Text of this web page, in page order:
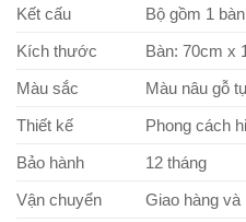
Kết cấu
Bộ gồm 1
Kích thước
Bàn: 70cm x
Màu sắc
Màu nâu gỗ
Thiết kế
Phong cách
Bảo hành
12 tháng
Vận chuyển
Giao hàng và